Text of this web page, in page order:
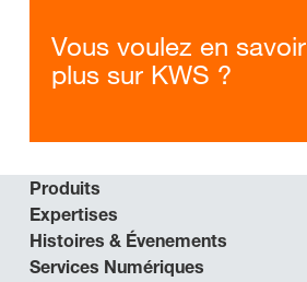
Vous voulez en savoir
plus sur KWS ?
Produits
Expertises
Histoires & Évenements
Services Numériques